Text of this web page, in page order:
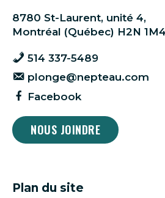
8780 St-Laurent, unité 4,
Montréal (Québec) H2N 1M4
514 337-5489
plonge@nepteau.com
Facebook
NOUS JOINDRE
Plan du site